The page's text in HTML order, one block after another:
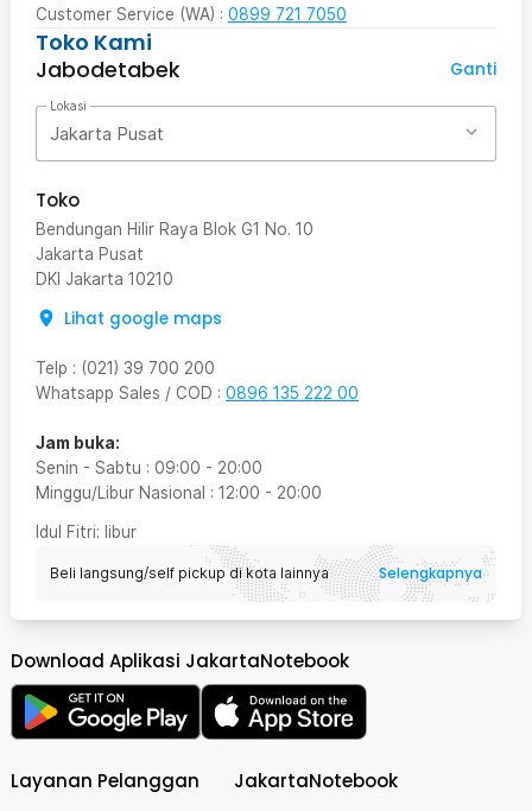
Customer Service (WA) : 0899 721 7050
Toko Kami
Jabodetabek
Ganti
Lokasi
Jakarta Pusat
Toko
Bendungan Hilir Raya Blok G1 No. 10
Jakarta Pusat
DKI Jakarta 10210
Lihat google maps
Telp : (021) 39 700 200
Whatsapp Sales / COD : 0896 135 222 00
Jam buka:
Senin - Sabtu : 09:00 - 20:00
Minggu/Libur Nasional : 12:00 - 20:00
Idul Fitri: libur
Beli langsung/self pickup di kota lainnya Selengkapnya
Download Aplikasi JakartaNotebook
Layanan Pelanggan JakartaNotebook